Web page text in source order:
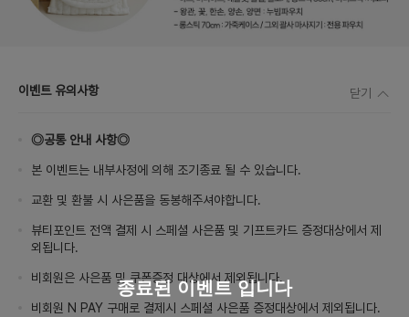
이벤트 유의사항 닫기
◎공통 안내 사항◎
본 이벤트는 내부사정에 의해 조기종료 될 수 있습니다.
교환 및 환불 시 사은품을 동봉해주셔야합니다.
뷰티포인트 전액 결제 시 스페셜 사은품 및 기프트카드 증정대상에서 제
외됩니다.
비회원은 사은품 및 쿠폰증정 대상에서 제외됩니다.
비회원 N PAY 구매로 결제시 스페셜 사은품 증정대상에서 제외됩니다.
종료된 이벤트 입니다